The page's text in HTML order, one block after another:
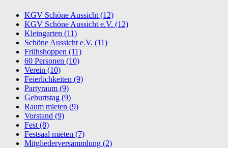
KGV Schöne Aussicht (12)
KGV Schöne Aussicht e.V. (12)
Kleingarten (11)
Schöne Aussicht e.V. (11)
Frühshoppen (11)
60 Personen (10)
Verein (10)
Feierlichkeiten (9)
Partyraum (9)
Geburtstag (9)
Raum mieten (9)
Vorstand (9)
Fest (8)
Festsaal mieten (7)
Mitgliederversammlung (2)